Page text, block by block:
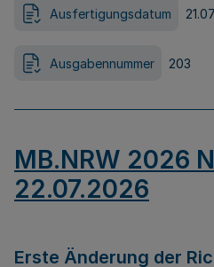
Ausfertigungsdatum
Ausgabennummer 203
MB.NRW 2026
22.07.2026
Erste Änderung der